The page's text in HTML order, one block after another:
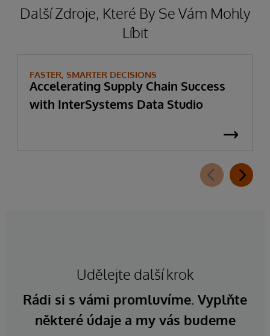
Další Zdroje, Které By Se Vám Mohly
Líbit
FASTER, SMARTER DECISIONS
Accelerating Supply Chain Success
with InterSystems Data Studio
Udělejte další krok
Rádi si s vámi promluvíme. Vyplňte
některé údaje a my vás budeme